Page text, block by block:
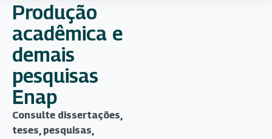
Produção
acadêmica e
demais
pesquisas
Enap
Consulte dissertações,
teses, pesquisas,